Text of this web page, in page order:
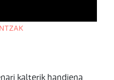
kalterik handiena